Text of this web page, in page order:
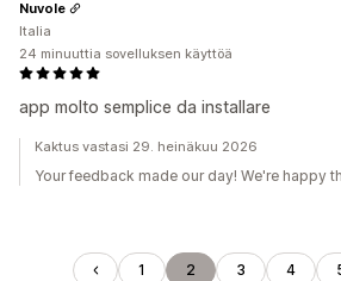
app molto semplice da installare
Nuvole
Italia
24 minuuttia sovelluksen käyttöä
Kaktus vastasi 29. heinäkuu 2026
Your feedback made our day! We're happy
1 2 3 4